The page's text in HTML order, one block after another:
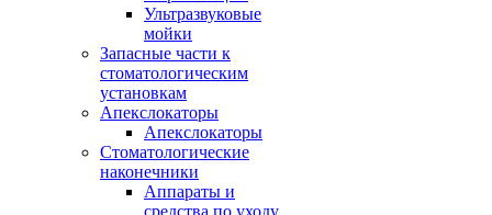
Ультразвуковые
мойки
Запасные части к
стоматологическим
установкам
Апекслокаторы
Апекслокаторы
Стоматологические
наконечники
Аппараты и
средства по уходу